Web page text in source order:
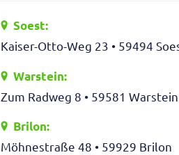
Soest:
Kaiser-Otto-Weg 23 • 59494
Warstein:
Zum Radweg 8 • 59581 Warstein
Brilon:
Möhne­straße 48 • 59929 Brilon